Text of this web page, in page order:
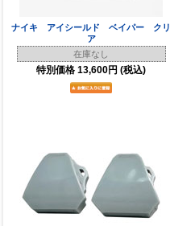
ナイキ アイシールド ベイパー クリ
ア
在庫なし
特別価格 13,600円 (税込)